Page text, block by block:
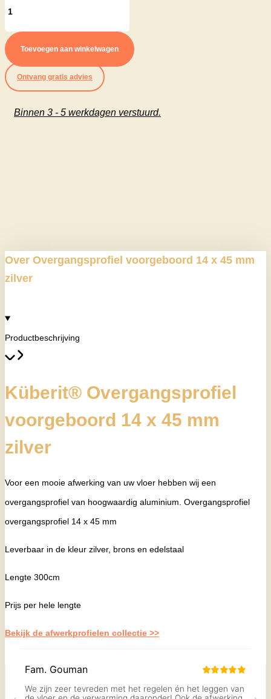
14
x
45
zilver
Toevoegen aan winkelwagen
Ontvang gratis advies
Binnen 3 - 5 werkdagen verstuurd.
Over Overgangsprofiel voorgeboord 14 x 45 mm
zilver
Productbeschrijving
Küberit® Overgangsprofiel
voorgeboord 14 x 45 mm
zilver
Voor een mooie afwerking van uw vloer hebben wij een
overgangsprofiel van hoogwaardig aluminium. Overgangsprofiel
overgangsprofiel 14 x 45 mm
Leverbaar in de kleur zilver, brons en edelstaal
Lengte 300cm
Prijs per hele lengte
Bekijk de afwerkprofielen collectie >>